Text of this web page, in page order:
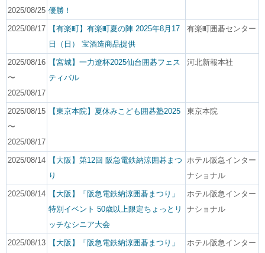
2025/08/25 優勝！
2025/08/17
【有楽町】有楽町夏の陣 2025年8月17
日（日） 宝酒造商品提供
有楽町囲碁センター
2025/08/16
〜
2025/08/17
【宮城】一力遼杯2025仙台囲碁フェス
ティバル
河北新報本社
2025/08/15
〜
2025/08/17
【東京本院】夏休みこども囲碁塾2025 東京本院
2025/08/14
【大阪】第12回 阪急電鉄納涼囲碁まつ
り
ホテル阪急インター
ナショナル
2025/08/14
【大阪】「阪急電鉄納涼囲碁まつり」
特別イベント 50歳以上限定ちょっとリ
ッチなシニア大会
ホテル阪急インター
ナショナル
2025/08/13
【大阪】「阪急電鉄納涼囲碁まつり」
ホテル阪急インター